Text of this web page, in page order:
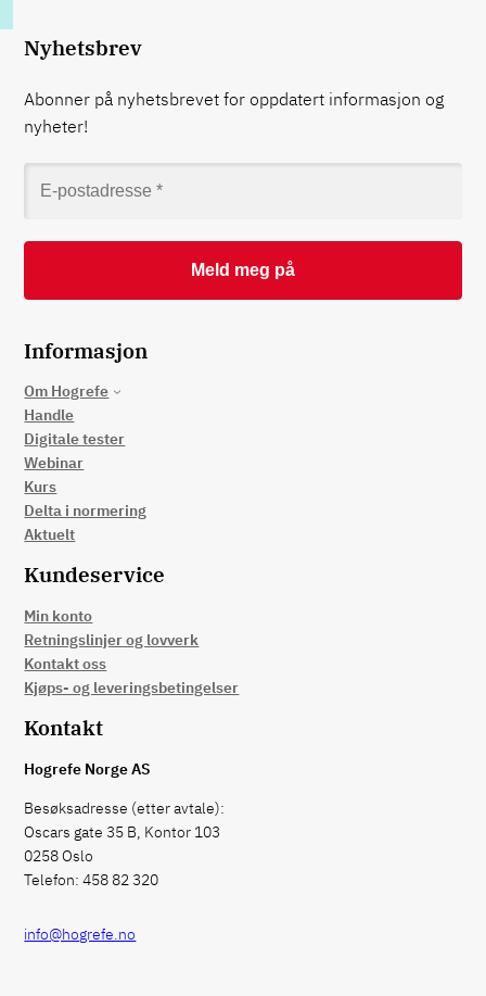
Nyhetsbrev
Abonner på nyhetsbrevet for oppdatert informasjon og
nyheter!
Informasjon
Om Hogrefe
Handle
Digitale tester
Webinar
Kurs
Delta i normering
Aktuelt
Kundeservice
Min konto
Retningslinjer og lovverk
Kontakt oss
Kjøps- og leveringsbetingelser
Kontakt
Hogrefe Norge AS
Besøksadresse (etter avtale):
Oscars gate 35 B, Kontor 103
0258 Oslo
Telefon: 458 82 320
info@hogrefe.no